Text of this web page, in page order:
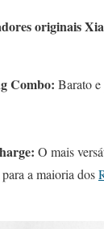
originais
Combo: Barato
O mais
a maioria dos